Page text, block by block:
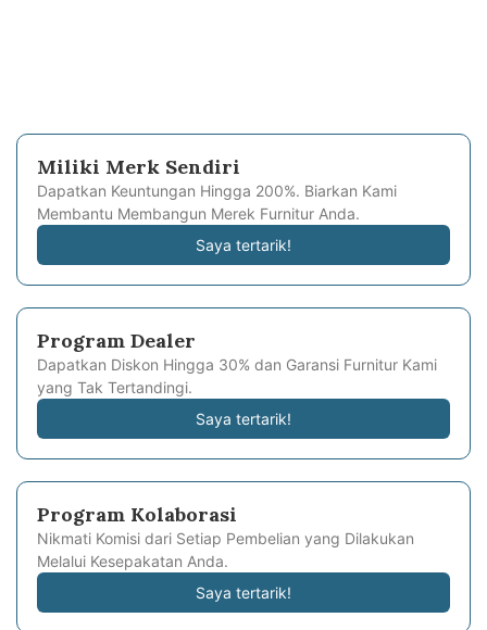
Miliki Merk Sendiri
Dapatkan Keuntungan Hingga 200%. Biarkan Kami
Membantu Membangun Merek Furnitur Anda.
Saya tertarik!
Program Dealer
Dapatkan Diskon Hingga 30% dan Garansi Furnitur Kami
yang Tak Tertandingi.
Saya tertarik!
Program Kolaborasi
Nikmati Komisi dari Setiap Pembelian yang Dilakukan
Melalui Kesepakatan Anda.
Saya tertarik!